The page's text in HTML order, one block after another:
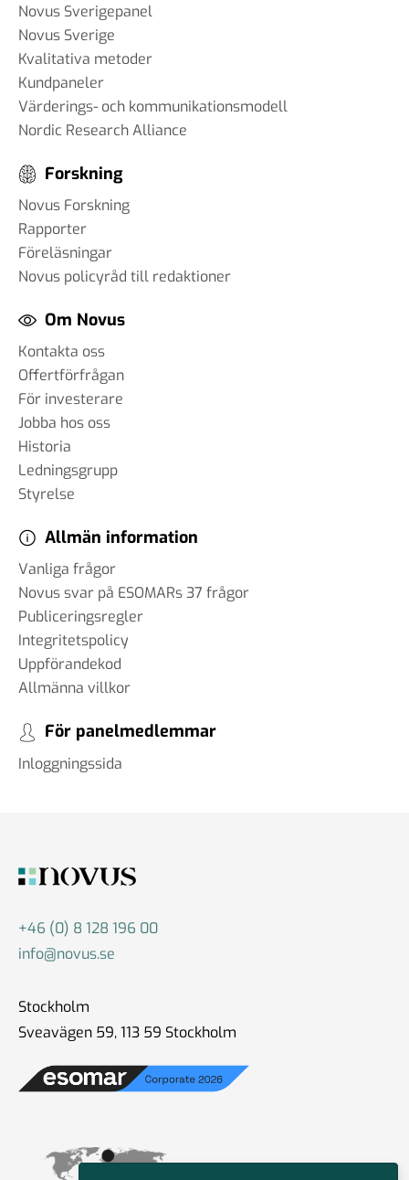
Novus Sverigepanel
Novus Sverige
Kvalitativa metoder
Kundpaneler
Värderings- och kommunikationsmodell
Nordic Research Alliance
Forskning
Novus Forskning
Rapporter
Föreläsningar
Novus policyråd till redaktioner
Om Novus
Kontakta oss
Offertförfrågan
För investerare
Jobba hos oss
Historia
Ledningsgrupp
Styrelse
Allmän information
Vanliga frågor
Novus svar på ESOMARs 37 frågor
Publiceringsregler
Integritetspolicy
Uppförandekod
Allmänna villkor
För panelmedlemmar
Inloggningssida
+46 (0) 8 128 196 00
info@novus.se
Stockholm
Sveavägen 59, 113 59 Stockholm